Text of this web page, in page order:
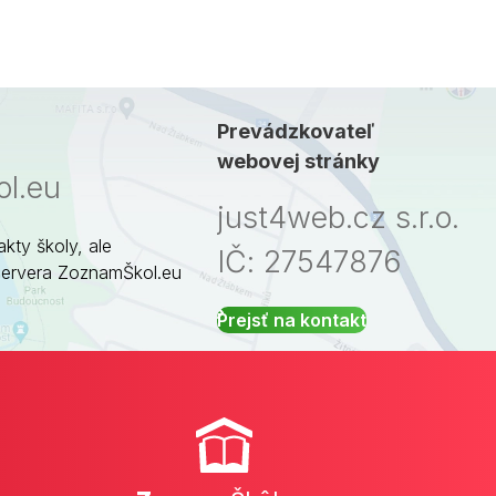
školy, ale
ZoznamŠkol.eu
Prevádzkovateľ
webovej stránky
just4web.cz s.r.o.
IČ: 27547876
Prejsť na kontakt